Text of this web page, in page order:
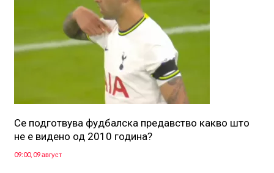
Се подготвува фудбалска предавство какво што
не е видено од 2010 година?
09:00, 09 август